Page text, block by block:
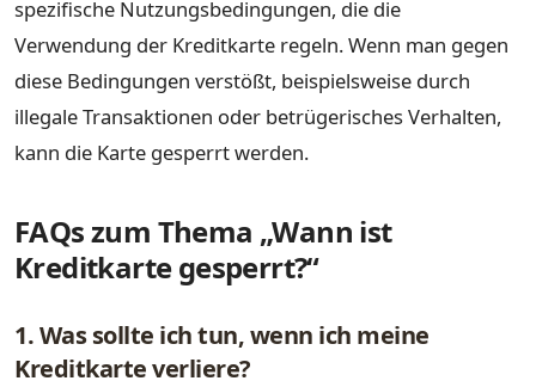
spezifische Nutzungsbedingungen, die die
Verwendung der Kreditkarte regeln. Wenn man gegen
diese Bedingungen verstößt, beispielsweise durch
illegale Transaktionen oder betrügerisches Verhalten,
kann die Karte gesperrt werden.
FAQs zum Thema „Wann ist
Kreditkarte gesperrt?“
1. Was sollte ich tun, wenn ich meine
Kreditkarte verliere?